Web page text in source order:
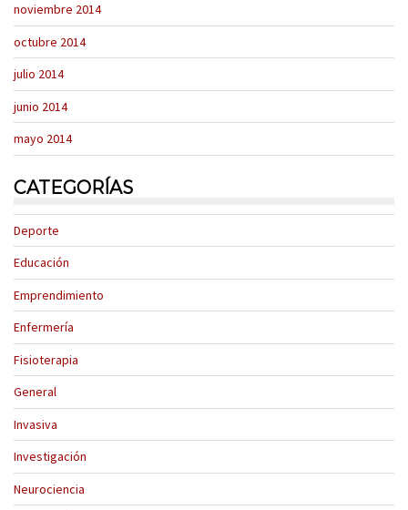
noviembre 2014
octubre 2014
julio 2014
junio 2014
mayo 2014
CATEGORÍAS
Deporte
Educación
Emprendimiento
Enfermería
Fisioterapia
General
Invasiva
Investigación
Neurociencia